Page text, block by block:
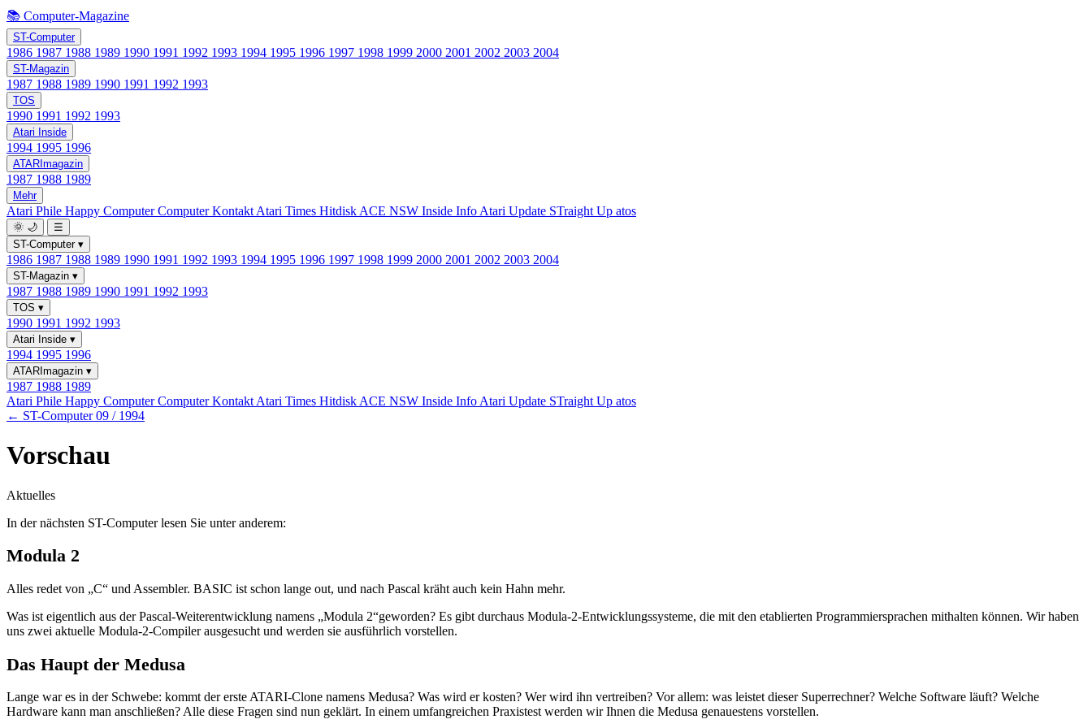
📚 Computer-Magazine
ST-Computer
1986 1987 1988 1989 1990 1991 1992 1993 1994 1995 1996 1997 1998 1999 2000 2001 2002 2003 2004
ST-Magazin
1987 1988 1989 1990 1991 1992 1993
TOS
1990 1991 1992 1993
Atari Inside
1994 1995 1996
ATARImagazin
1987 1988 1989
Mehr
Atari Phile Happy ComputerComputer Kontakt Atari Times Hitdisk ACE NSW Inside Info Atari Update STraight Up atos
🌞 🌙
☰
ST-Computer ▾
1986 1987 1988 1989 1990 1991 1992 1993 1994 1995 1996 1997 1998 1999 2000 2001 2002 2003 2004
ST-Magazin ▾
1987 1988 1989 1990 1991 1992 1993
TOS ▾
1990 1991 1992 1993
Atari Inside ▾
1994 1995 1996
ATARImagazin ▾
1987 1988 1989
Atari Phile Happy ComputerComputer Kontakt Atari Times Hitdisk ACE NSW Inside Info Atari Update STraight Up atos
← ST-Computer 09 / 1994
Vorschau
Aktuelles
In der nächsten ST-Computer lesen Sie unter anderem:
Modula 2
Alles redet von „C“ und Assembler. BASIC ist schon lange out, und nach Pascal kräht auch kein Hahn mehr.
Was ist eigentlich aus der Pascal-Weiterentwicklung namens „Modula 2“geworden? Es gibt durchaus Modula-2-Entwicklungssysteme, die mit den etablierten Programmiersprachen mithalten können. Wir haben
uns zwei aktuelle Modula-2-Compiler ausgesucht und werden sie ausführlich vorstellen.
Das Haupt der Medusa
Lange war es in der Schwebe: kommt der erste ATARI-Clone namens Medusa? Was wird er kosten? Wer wird ihn vertreiben? Vor allem: was leistet dieser Superrechner? Welche Software läuft? Welche
Hardware kann man anschließen? Alle diese Fragen sind nun geklärt. In einem umfangreichen Praxistest werden wir Ihnen die Medusa genauestens vorstellen.